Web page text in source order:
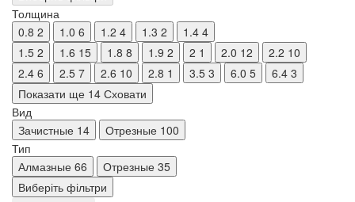
Толщина
0.8 2 1.0 6 1.2 4 1.3 2 1.4 4
1.5 2 1.6 15 1.8 8 1.9 2 2 1 2.0 12 2.2 10
2.4 6 2.5 7 2.6 10 2.8 1 3.5 3 6.0 5 6.4 3
Показати ще 14 Сховати
Вид
Зачистные 14 Отрезные 100
Тип
Алмазные 66 Отрезные 35
Виберіть фільтри